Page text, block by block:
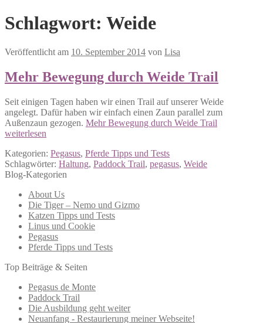
Schlagwort: Weide
Veröffentlicht am 10. September 2014 von Lisa
Mehr Bewegung durch Weide Trail
Seit einigen Tagen haben wir einen Trail auf unserer Weide
angelegt. Dafür haben wir einfach einen Zaun parallel zum
Außenzaun gezogen. Mehr Bewegung durch Weide Trail
weiterlesen
Kategorien: Pegasus, Pferde Tipps und Tests
Schlagwörter: Haltung, Paddock Trail, pegasus, Weide
Blog-Kategorien
About Us
Die Tiger – Nemo und Gizmo
Katzen Tipps und Tests
Linus und Cookie
Pegasus
Pferde Tipps und Tests
Top Beiträge & Seiten
Pegasus de Monte
Paddock Trail
Die Ausbildung geht weiter
Neuanfang - Restaurierung meiner Webseite!